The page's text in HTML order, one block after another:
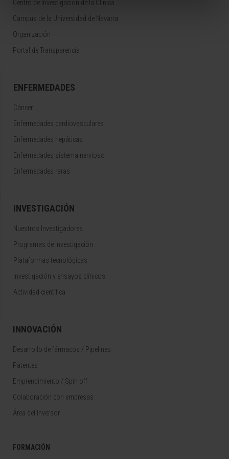
Centro de Investigacion de la Clínica
Campus de la Universidad de Navarra
Organización
Portal de Transparencia
ENFERMEDADES
Cáncer
Enfermedades cardiovasculares
Enfermedades hepáticas
Enfermedades sistema nervioso
Enfermedades raras
INVESTIGACIÓN
Nuestros Investigadores
Programas de investigación
Plataformas tecnológicas
Investigación y ensayos clínicos
Actividad científica
INNOVACIÓN
Desarrollo de fármacos / Pipelines
Patentes
Emprendimiento / Spin off
Colaboración con empresas
Área del Inversor
FORMACIÓN